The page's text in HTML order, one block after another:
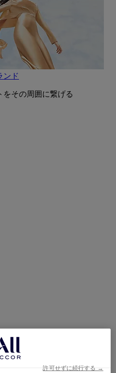
ンド
をその周囲に繋げる
許可せずに続行する →